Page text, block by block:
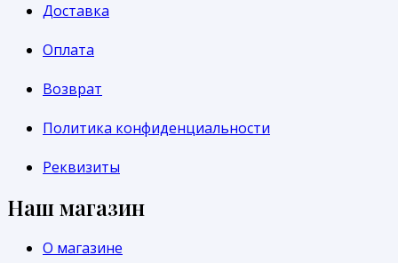
Доставка
Оплата
Возврат
Политика конфиденциальности
Реквизиты
Наш магазин
О магазине